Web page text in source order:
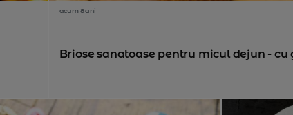
acum 8 ani
Briose sanatoase pentru micul dejun -